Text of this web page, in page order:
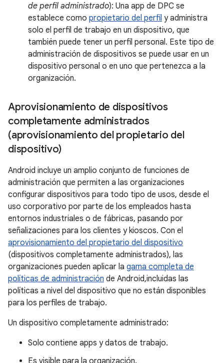
de perfil administrado): Una app de DPC se
establece como propietario del perfil y administra
solo el perfil de trabajo en un dispositivo, que
también puede tener un perfil personal. Este tipo de
administración de dispositivos se puede usar en un
dispositivo personal o en uno que pertenezca a la
organización.
Aprovisionamiento de dispositivos
completamente administrados
(aprovisionamiento del propietario del
dispositivo)
Android incluye un amplio conjunto de funciones de
administración que permiten a las organizaciones
configurar dispositivos para todo tipo de usos, desde el
uso corporativo por parte de los empleados hasta
entornos industriales o de fábricas, pasando por
señalizaciones para los clientes y kioscos. Con el
aprovisionamiento del propietario del dispositivo
(dispositivos completamente administrados), las
organizaciones pueden aplicar la gama completa de
políticas de administración de Android,incluidas las
políticas a nivel del dispositivo que no están disponibles
para los perfiles de trabajo.
Un dispositivo completamente administrado:
Solo contiene apps y datos de trabajo.
Es visible para la organización.